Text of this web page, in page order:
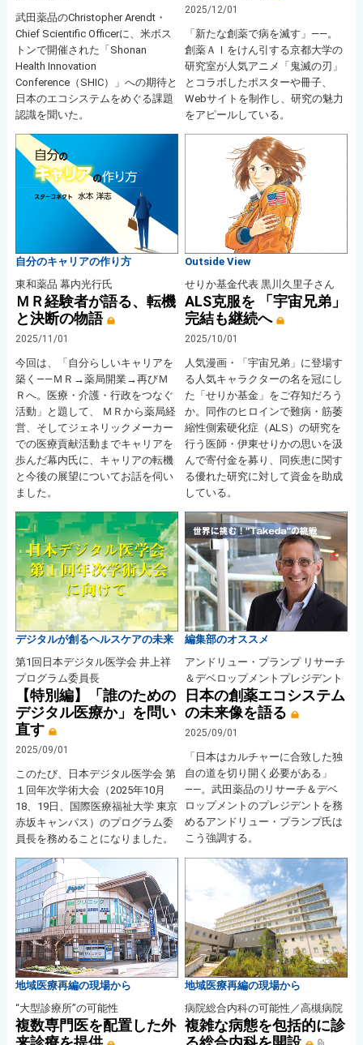
武田薬品のChristopher Arendt・
Chief Scientific Officerに、米ボス
トンで開催された「Shonan
Health Innovation
Conference（SHIC）」への期待と
日本のエコシステムをめぐる課題
認識を聞いた。
2025/12/01
「新たな創薬で病を滅す」――。
創薬ＡＩをけん引する京都大学の
研究室が人気アニメ「鬼滅の刃」
とコラボしたポスターや冊子、
Webサイトを制作し、研究の魅力
をアピールしている。
自分のキャリアの作り方
東和薬品 幕内光行氏
ＭＲ経験者が語る、転機
と決断の物語
2025/11/01
今回は、「自分らしいキャリアを
築く――ＭＲ→薬局開業→再びＭ
Ｒへ。医療・介護・行政をつなぐ
活動」と題して、 ＭＲから薬局経
営、そしてジェネリックメーカー
での医療貢献活動までキャリアを
歩んだ幕内氏に、キャリアの転機
と今後の展望についてお話を伺い
ました。
Outside View
せりか基金代表 黒川久里子さん
ALS克服を 「宇宙兄弟」
完結も継続へ
2025/10/01
人気漫画・「宇宙兄弟」に登場す
る人気キャラクターの名を冠にし
た「せりか基金」をご存知だろう
か。同作のヒロインで難病・筋萎
縮性側索硬化症（ALS）の研究を
行う医師・伊東せりかの思いを汲
んで寄付金を募り、同疾患に関す
る優れた研究に対して資金を助成
している。
デジタルが創るヘルスケアの未来
第1回日本デジタル医学会 井上祥
プログラム委員長
【特別編】「誰のための
デジタル医療か」を問い
直す
2025/09/01
このたび、日本デジタル医学会 第
１回年次学術大会（2025年10月
18、19日、国際医療福祉大学 東京
赤坂キャンパス）のプログラム委
員長を務めることになりました。
編集部のオススメ
アンドリュー・プランプ リサーチ
＆デベロップメントプレジデント
日本の創薬エコシステム
の未来像を語る
2025/09/01
「日本はカルチャーに合致した独
自の道を切り開く必要がある」
――。武田薬品のリサーチ＆デベ
ロップメントのプレジデントを務
めるアンドリュー・プランプ氏は
こう強調する。
地域医療再編の現場から
“大型診療所”の可能性
複数専門医を配置した外
地域医療再編の現場から
病院総合内科の可能性／高槻病院
複雑な病態を包括的に診